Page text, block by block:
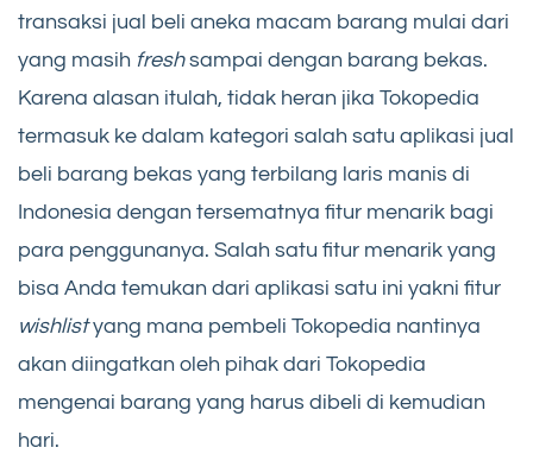
transaksi jual beli aneka macam barang mulai dari
yang masih freshsampai dengan barang bekas.
Karena alasan itulah, tidak heran jika Tokopedia
termasuk ke dalam kategori salah satu aplikasi jual
beli barang bekas yang terbilang laris manis di
Indonesia dengan tersematnya fitur menarik bagi
para penggunanya. Salah satu fitur menarik yang
bisa Anda temukan dari aplikasi satu ini yakni fitur
wishlistyang mana pembeli Tokopedia nantinya
akan diingatkan oleh pihak dari Tokopedia
mengenai barang yang harus dibeli di kemudian
hari.